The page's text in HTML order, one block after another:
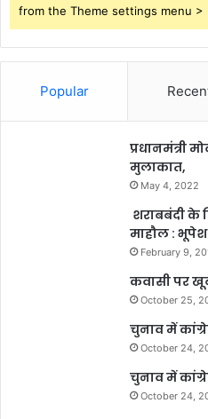
from the Theme settings menu >
Popular
प्रधानमंत्री
मुलाकात,
May 4, 2022
शराबबंदी
माहौल :
February 9,
कवासी पर
October 25,
चुनाव में
October 24,
चुनाव में
October 24,